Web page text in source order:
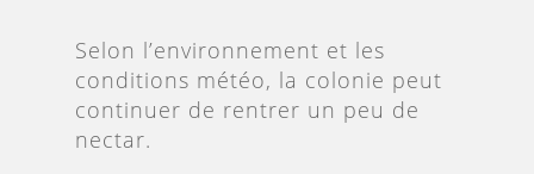
Selon l’environnement et les
conditions météo, la colonie peut
continuer de rentrer un peu de
nectar.